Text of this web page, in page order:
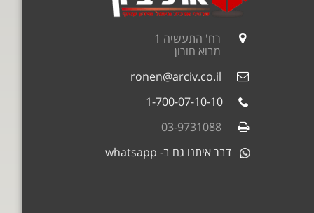
רח' התעשיה 1
מבוא חורון
ronen@arciv.co.il
1-700-07-10-10
03-9731088
דבר איתנו גם ב- whatsapp